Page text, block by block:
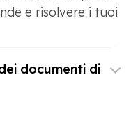
e risolvere i tuoi
documenti di